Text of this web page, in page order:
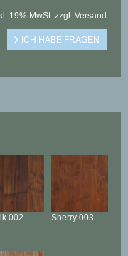
19% MwSt. zzgl. Versand
002 Sherry 003